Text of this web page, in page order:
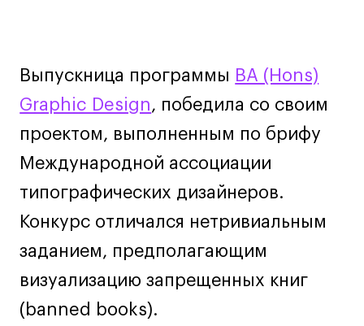
Онлайн-программы
Декорирование интерьера
Дизайн интерьера
Дизайн одежды
Стайлинг
Современная живопись
Маркетинг
Все программы
Выпускница программы BA (Hons)
Graphic Design, победила со своим
проектом, выполненным по брифу
Международной ассоциации
типографических дизайнеров.
Конкурс отличался нетривиальным
заданием, предполагающим
визуализацию запрещенных книг
(banned books).